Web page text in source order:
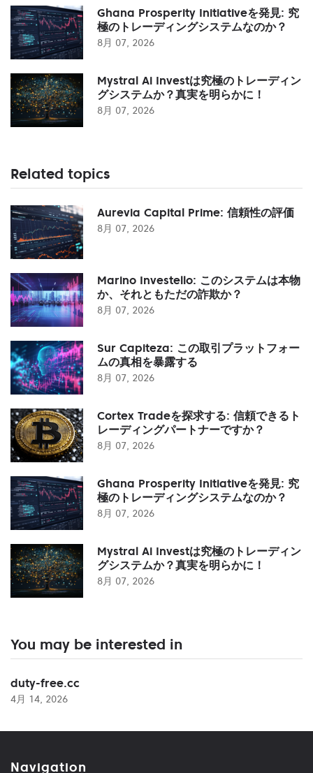
Ghana Prosperity Initiativeを発見: 究
極のトレーディングシステムなのか？
8月 07, 2026
Mystral Ai Investは究極のトレーディン
グシステムか？真実を明らかに！
8月 07, 2026
Related topics
Aurevia Capital Prime: 信頼性の評価
8月 07, 2026
Marino Investello: このシステムは本物
か、それともただの詐欺か？
8月 07, 2026
Sur Capiteza: この取引プラットフォー
ムの真相を暴露する
8月 07, 2026
Cortex Tradeを探求する: 信頼できるト
レーディングパートナーですか？
8月 07, 2026
Ghana Prosperity Initiativeを発見: 究
極のトレーディングシステムなのか？
8月 07, 2026
Mystral Ai Investは究極のトレーディン
グシステムか？真実を明らかに！
8月 07, 2026
You may be interested in
duty-free.cc
4月 14, 2026
Navigation